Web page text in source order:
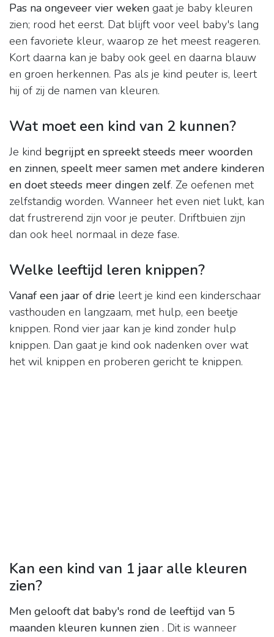
Pas na ongeveer vier weken gaat je baby kleuren
zien; rood het eerst. Dat blijft voor veel baby's lang
een favoriete kleur, waarop ze het meest reageren.
Kort daarna kan je baby ook geel en daarna blauw
en groen herkennen. Pas als je kind peuter is, leert
hij of zij de namen van kleuren.
Wat moet een kind van 2 kunnen?
Je kind begrijpt en spreekt steeds meer woorden
en zinnen, speelt meer samen met andere kinderen
en doet steeds meer dingen zelf. Ze oefenen met
zelfstandig worden. Wanneer het even niet lukt, kan
dat frustrerend zijn voor je peuter. Driftbuien zijn
dan ook heel normaal in deze fase.
Welke leeftijd leren knippen?
Vanaf een jaar of drie leert je kind een kinderschaar
vasthouden en langzaam, met hulp, een beetje
knippen. Rond vier jaar kan je kind zonder hulp
knippen. Dan gaat je kind ook nadenken over wat
het wil knippen en proberen gericht te knippen.
Kan een kind van 1 jaar alle kleuren
zien?
Men gelooft dat baby's rond de leeftijd van 5
maanden kleuren kunnen zien . Dit is wanneer